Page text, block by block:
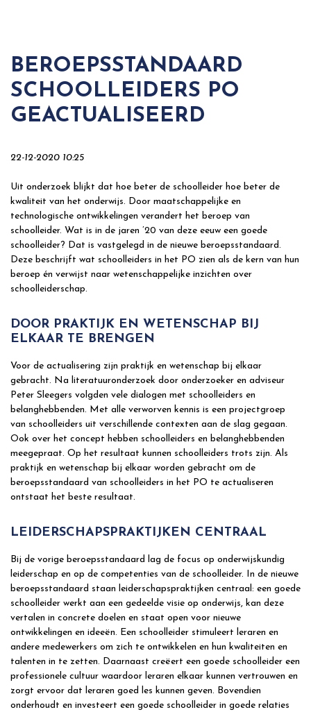
BEROEPSSTANDAARD
SCHOOLLEIDERS PO
GEACTUALISEERD
22-12-2020 10:25
Uit onderzoek blijkt dat hoe beter de schoolleider hoe beter de
kwaliteit van het onderwijs. Door maatschappelijke en
technologische ontwikkelingen verandert het beroep van
schoolleider. Wat is in de jaren ’20 van deze eeuw een goede
schoolleider? Dat is vastgelegd in de nieuwe beroepsstandaard.
Deze beschrijft wat schoolleiders in het PO zien als de kern van hun
beroep én verwijst naar wetenschappelijke inzichten over
schoolleiderschap.
DOOR PRAKTIJK EN WETENSCHAP BIJ
ELKAAR TE BRENGEN
Voor de actualisering zijn praktijk en wetenschap bij elkaar
gebracht. Na literatuuronderzoek door onderzoeker en adviseur
Peter Sleegers volgden vele dialogen met schoolleiders en
belanghebbenden. Met alle verworven kennis is een projectgroep
van schoolleiders uit verschillende contexten aan de slag gegaan.
Ook over het concept hebben schoolleiders en belanghebbenden
meegepraat. Op het resultaat kunnen schoolleiders trots zijn. Als
praktijk en wetenschap bij elkaar worden gebracht om de
beroepsstandaard van schoolleiders in het PO te actualiseren
ontstaat het beste resultaat.
LEIDERSCHAPSPRAKTIJKEN CENTRAAL
Bij de vorige beroepsstandaard lag de focus op onderwijskundig
leiderschap en op de competenties van de schoolleider. In de nieuwe
beroepsstandaard staan leiderschapspraktijken centraal: een goede
schoolleider werkt aan een gedeelde visie op onderwijs, kan deze
vertalen in concrete doelen en staat open voor nieuwe
ontwikkelingen en ideeën. Een schoolleider stimuleert leraren en
andere medewerkers om zich te ontwikkelen en hun kwaliteiten en
talenten in te zetten. Daarnaast creëert een goede schoolleider een
professionele cultuur waardoor leraren elkaar kunnen vertrouwen en
zorgt ervoor dat leraren goed les kunnen geven. Bovendien
onderhoudt en investeert een goede schoolleider in goede relaties